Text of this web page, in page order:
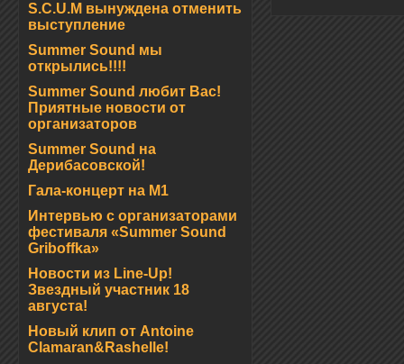
S.C.U.M вынуждена отменить
выступление
Summer Sound мы
открылись!!!!
Summer Sound любит Вас!
Приятные новости от
организаторов
Summer Sound на
Дерибасовской!
Гала-концерт на М1
Интервью с организаторами
фестиваля «Summer Sound
Griboffka»
Новости из Line-Up!
Звездный участник 18
августа!
Новый клип от Antoine
Clamaran&Rashelle!